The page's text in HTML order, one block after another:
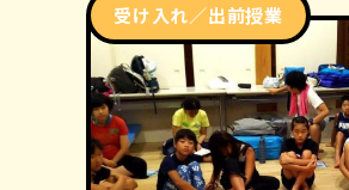
受け入れ／出前授業